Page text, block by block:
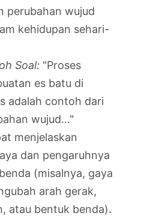
perubahan wujud
kehidupan sehari-
Soal: "Proses
es batu di
adalah contoh dari
wujud…"
menjelaskan
dan pengaruhnya
(misalnya, gaya
arah gerak,
atau bentuk benda).